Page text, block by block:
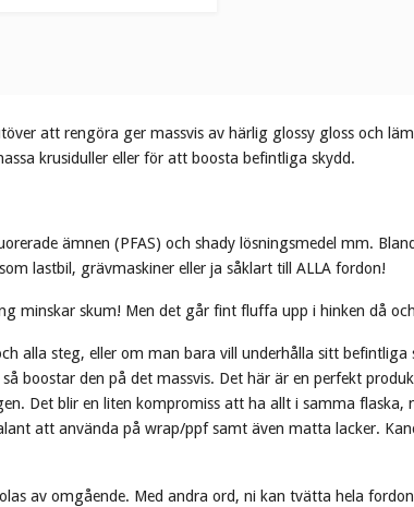
att rengöra ger massvis av härlig glossy gloss och
krusiduller eller för att boosta befintliga skydd.
ämnen (PFAS) och shady lösningsmedel mm.
lastbil, grävmaskiner eller ja såklart till ALLA fordon!
minskar skum! Men det går fint fluffa upp i hinken då
alla steg, eller om man bara vill underhålla sitt
boostar den på det massvis. Det här är en perfekt
Det blir en liten kompromiss att ha allt i samma
att använda på wrap/ppf samt även matta lacker.
av omgående. Med andra ord, ni kan tvätta hela